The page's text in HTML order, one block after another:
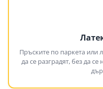
Пръските по паркета или
да се разградят, без да